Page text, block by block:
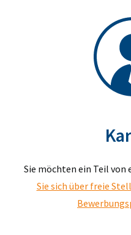
Sie möchten ein Teil von
Sie sich über freie